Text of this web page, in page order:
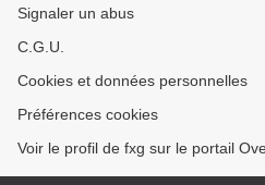
Signaler un abus
C.G.U.
Cookies et données personnelles
Préférences cookies
Voir le profil de fxg sur le portail